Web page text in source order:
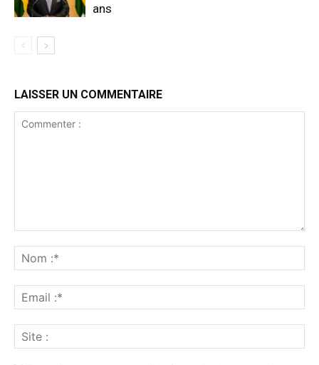
ans
LAISSER UN COMMENTAIRE